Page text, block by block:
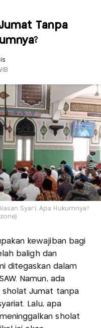
Tanpa
Syar’i, Apa Hukumnya?
kewajiban bagi
baligh dan
ditegaskan dalam
Namun, ada
sholat Jumat tanpa
Lalu, apa
sholat